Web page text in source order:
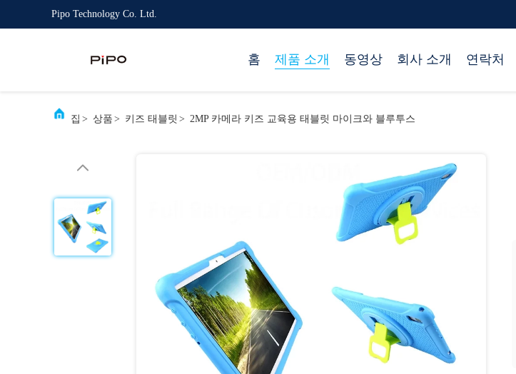
Pipo Technology Co. Ltd.
홈 제품 소개 동영상 회사 소개 연락처
집 > 상품 > 키즈 태블릿 > 2MP 카메라 키즈 교육용 태블릿 마이크와 블루투스